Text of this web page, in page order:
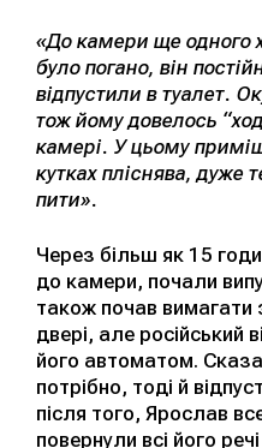
«До камери ще одного
було погано, він
відпустили в туалет.
тож йому довелось
камері. У цьому
кутках пліснява, дуже
пити».
Через більш як 15
до камери, почали
також почав вимагати
двері, але російський
його автоматом.
потрібно, тоді й
після того, Ярослав
повернули всі його